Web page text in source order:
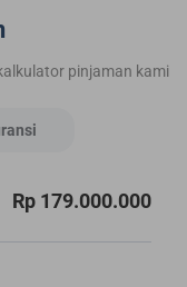
pinjaman kami
Rp 179.000.000